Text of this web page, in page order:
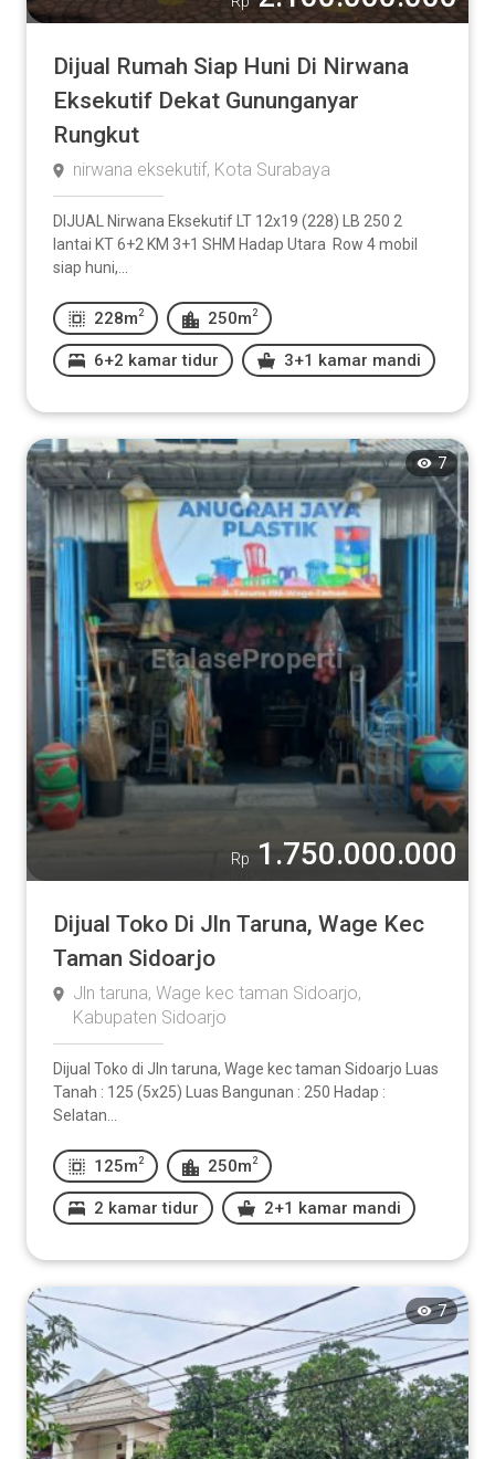
Dijual Rumah Siap Huni Di Nirwana
Eksekutif Dekat Gununganyar
Rungkut
nirwana eksekutif, Kota Surabaya
DIJUAL Nirwana Eksekutif LT 12x19 (228) LB 250 2
lantai KT 6+2 KM 3+1 SHM Hadap Utara Row 4 mobil
siap huni,...
228m 2 250m 2
6+2 kamar tidur 3+1 kamar mandi
7
Rp 1.750.000.000
Dijual Toko Di Jln Taruna, Wage Kec
Taman Sidoarjo
Jln taruna, Wage kec taman Sidoarjo,
Kabupaten Sidoarjo
Dijual Toko di Jln taruna, Wage kec taman Sidoarjo Luas
Tanah : 125 (5x25) Luas Bangunan : 250 Hadap :
Selatan...
125m 2 250m 2
2 kamar tidur 2+1 kamar mandi
7